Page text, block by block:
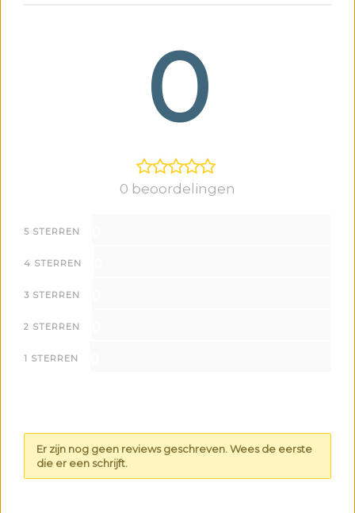
0
0 beoordelingen
5 STERREN
4 STERREN
3 STERREN
2 STERREN
1 STERREN
Er zijn nog geen reviews geschreven. Wees de eerste
die er een schrijft.